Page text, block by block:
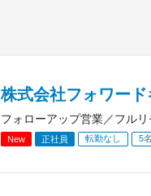
株式会社フォワー
フォローアップ営業／フル
New 正社員 転勤なし 5